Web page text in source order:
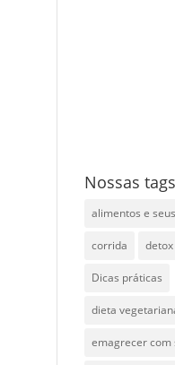
Nossas tags
alimentos e
corrida detox
Dicas práticas
dieta
emagrecer com